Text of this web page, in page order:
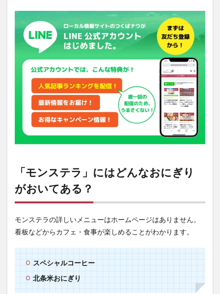
「モンステラ」にはどんなおにぎり
がおいてある？
モンステラの詳しいメニューはホームページはありません。
看板などからカフェ・食事が楽しめることがわかります。
スペシャルコーヒー
北条米おにぎり